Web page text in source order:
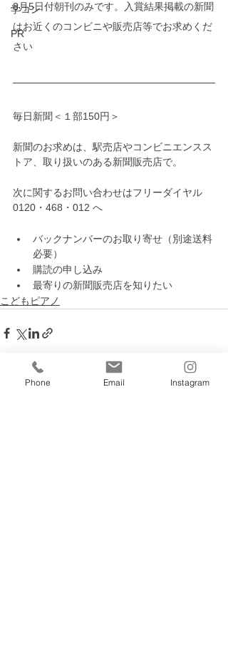
学コン
PR
8月5日付朝刊のみです。入賞結果掲載の新聞
はお近くのコンビニや販売店等でお求めくだ
さい
毎日新聞＜１部150円＞
新聞のお求めは、駅売店やコンビニエンスス
トア、取り扱いのある新聞販売店で。
次に関するお問い合わせはフリーダイヤル
0120・468・012 へ
バックナンバーのお取り寄せ（別途送料
必要）
購読の申し込み
最寄りの新聞販売店を知りたい
こどもピアノ
Phone Email Instagram